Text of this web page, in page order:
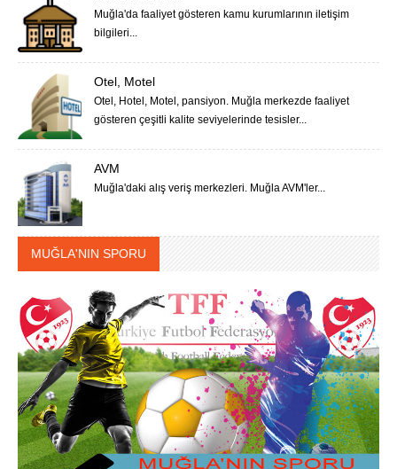
Muğla'da faaliyet gösteren kamu kurumlarının iletişim
bilgileri...
Otel, Motel
Otel, Hotel, Motel, pansiyon. Muğla merkezde faaliyet
gösteren çeşitli kalite seviyelerinde tesisler...
AVM
Muğla'daki alış veriş merkezleri. Muğla AVM'ler...
MUĞLA'NIN SPORU